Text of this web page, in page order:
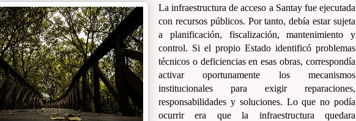
La infraestructura de acceso a Santay fue ejecutada
con recursos públicos. Por tanto, debía estar sujeta
a planificación, fiscalización, mantenimiento y
control. Si el propio Estado identificó problemas
técnicos o deficiencias en esas obras, correspondía
activar oportunamente los mecanismos
institucionales para exigir reparaciones,
responsabilidades y soluciones. Lo que no podía
ocurrir era que la infraestructura quedara